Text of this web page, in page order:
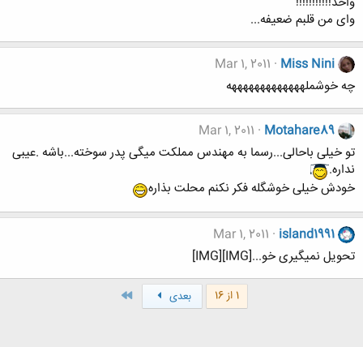
وای من قلبم ضعیفه...
Miss Nini
Mar 1, 2011
چه خوشملهههههههههههههه
Motahare89
Mar 1, 2011
تو خیلی باحالی...رسما به مهندس مملکت میگی پدر سوخته...باشه .عیبی
نداره.
خودش خیلی خوشگله فکر نکنم محلت بذاره
island1991
Mar 1, 2011
تحویل نمیگیری خو...[IMG][IMG]
1 از 16 بعدی